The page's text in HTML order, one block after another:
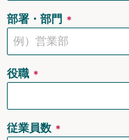
部署・部門 ＊
役職 ＊
従業員数 ＊